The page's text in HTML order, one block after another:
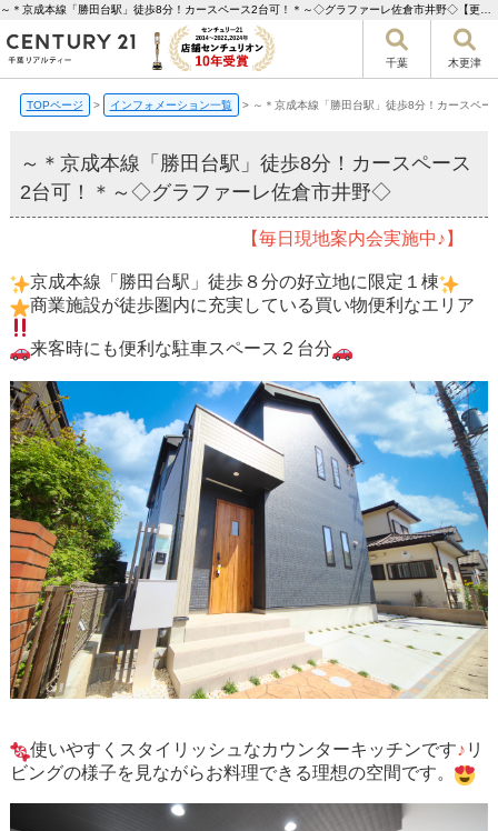
千葉 木更津
TOPページ > インフォメーション一覧 > ～＊京成本線「勝田台駅」徒歩8分！カースペ
～＊京成本線「勝田台駅」徒歩8分！カースペース
2台可！＊～◇グラファーレ佐倉市井野◇
【毎日現地案内会実施中♪】
京成本線「勝田台駅」徒歩８分の好立地に限定１棟
商業施設が徒歩圏内に充実している買い物便利なエリア
来客時にも便利な駐車スペース２台分
使いやすくスタイリッシュなカウンターキッチンです♪ リ
ビングの様子を見ながらお料理できる理想の空間です。